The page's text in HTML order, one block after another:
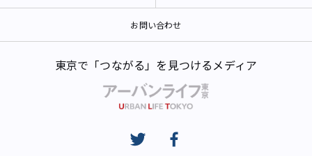
お問い合わせ
東京で「つながる」を見つけるメディア